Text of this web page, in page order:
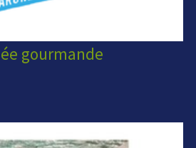
gourmande